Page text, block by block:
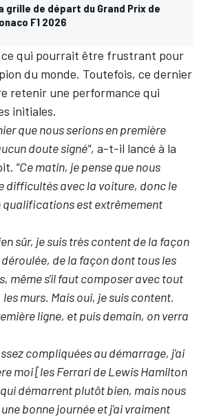
grille de départ du Grand Prix de
F1 2026
qui pourrait être frustrant pour
du monde. Toutefois, ce dernier
retenir une performance qui
initiales.
que nous serions en première
doute signé", a-t-il lancé à la
"Ce matin, je pense que nous
difficultés avec la voiture, donc le
qualifications est extrêmement
sûr, je suis très content de la façon
de la façon dont tous les
même s'il faut composer avec tout
murs. Mais oui, je suis content.
ligne, et puis demain, on verra
compliquées au démarrage, j'ai
moi [les Ferrari deLewis Hamilton
démarrent plutôt bien, mais nous
bonne journée et j'ai vraiment